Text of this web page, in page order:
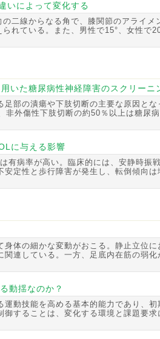
いによって変化する
二線からなる角で、膝関節のアライメ
れている。また、男性で15°、女性で
いた糖尿病性神経障害のスクリーニ
足部の潰瘍や下肢切断の主要な原因とな
非外傷性下肢切断の約50％以上は糖尿
に与える影響
有病率が高い。臨床的には、安静時振
定性と歩行障害が発生し、転倒傾向は
身体の細かな変動がおこる。静止立位に
連している。一方、足底内在筋の弱化
動揺なのか？
運動技能を高める基本的能力であり、初
することは、変化する環境と課題要求